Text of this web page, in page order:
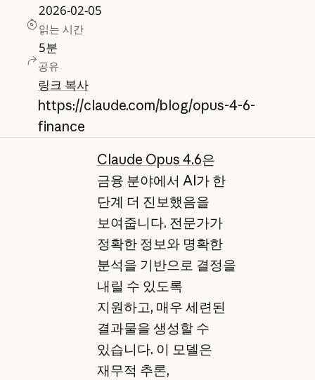
2026-02-05
읽는 시간
5분
공유
링크 복사
https://claude.com/blog/opus-4-6-
finance
Claude Opus 4.6은
금융 분야에서 AI가 한
단계 더 진보했음을
보여줍니다. 전문가가
정확한 정보와 명확한
분석을 기반으로 결정을
내릴 수 있도록
지원하고, 매우 세련된
결과물을 생성할 수
있습니다. 이 모델은
재무적 추론,